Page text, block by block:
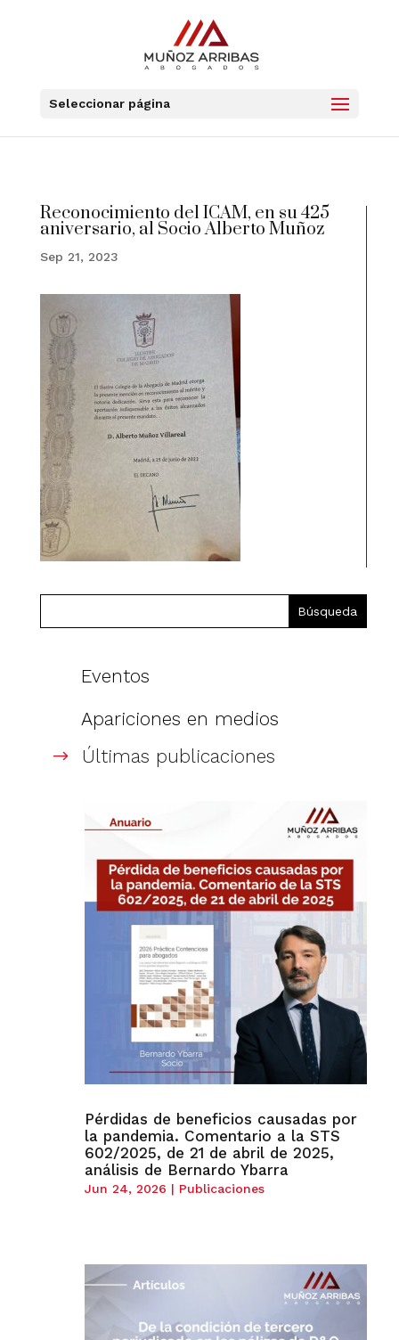
Seleccionar página
Reconocimiento del ICAM, en su 425
aniversario, al Socio Alberto Muñoz
Sep 21, 2023
Eventos
Apariciones en medios
$ Últimas publicaciones
Pérdidas de beneficios causadas por
la pandemia. Comentario a la STS
602/2025, de 21 de abril de 2025,
análisis de Bernardo Ybarra
Jun 24, 2026 | Publicaciones